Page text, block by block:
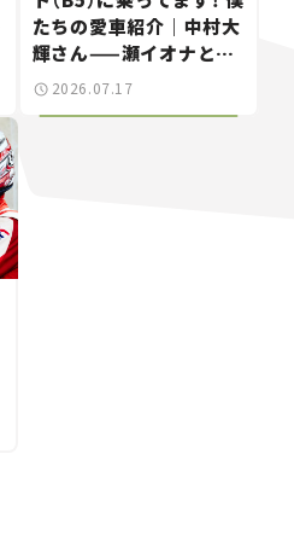
たちの愛車紹介｜中村大
輝さん——瀬イオナと嶋
田智之の「クルマでざっ
2026.07.17